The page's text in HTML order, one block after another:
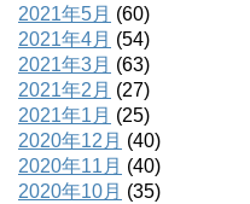
2021年5月 (60)
2021年4月 (54)
2021年3月 (63)
2021年2月 (27)
2021年1月 (25)
2020年12月 (40)
2020年11月 (40)
2020年10月 (35)